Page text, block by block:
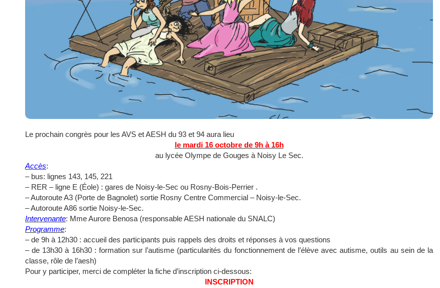
Le prochain congrès pour les AVS et AESH du 93 et 94 aura lieu
le mardi 16 octobre de 9h à 16h
au lycée Olympe de Gouges à Noisy Le Sec.
Accès:
– bus: lignes 143, 145, 221
– RER – ligne E (Éole) : gares de Noisy-le-Sec ou Rosny-Bois-Perrier .
– Autoroute A3 (Porte de Bagnolet) sortie Rosny Centre Commercial – Noisy-le-Sec.
– Autoroute A86 sortie Noisy-le-Sec.
Intervenante: Mme Aurore Benosa (responsable AESH nationale du SNALC)
Programme:
– de 9h à 12h30 : accueil des participants puis rappels des droits et réponses à vos questions
– de 13h30 à 16h30 : formation sur l’autisme (particularités du fonctionnement de l’élève avec autisme, outils au sein de la
classe, rôle de l’aesh)
Pour y participer, merci de compléter la fiche d’inscription ci-dessous:
INSCRIPTION